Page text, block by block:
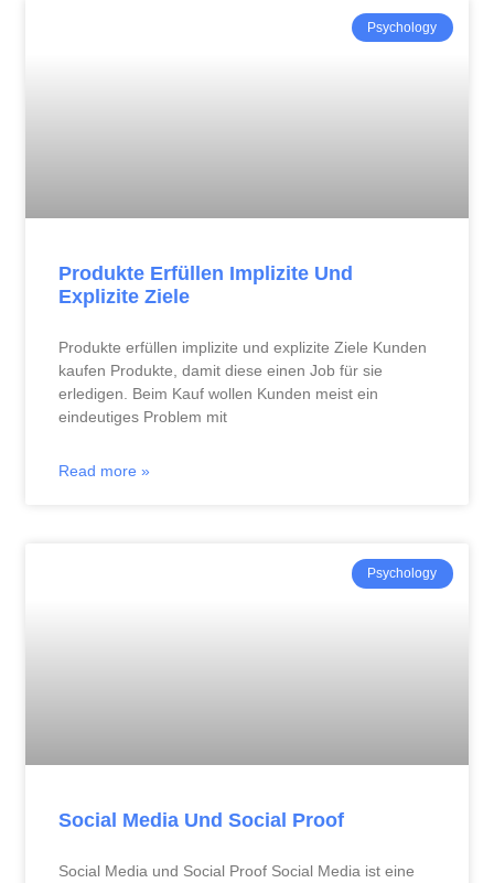
Psychology
Produkte Erfüllen Implizite Und
Explizite Ziele
Produkte erfüllen implizite und explizite Ziele Kunden
kaufen Produkte, damit diese einen Job für sie
erledigen. Beim Kauf wollen Kunden meist ein
eindeutiges Problem mit
Read more »
Psychology
Social Media Und Social Proof
Social Media und Social Proof Social Media ist eine